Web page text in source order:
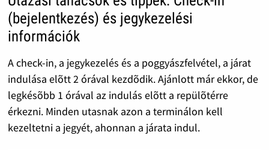
(bejelentkezés) és jegykezelési
információk
A check-in, a jegykezelés és a poggyászfelvétel, a járat
indulása elõtt 2 órával kezdõdik. Ajánlott már ekkor, de
legkésõbb 1 órával az indulás elõtt a repülõtérre
érkezni. Minden utasnak azon a terminálon kell
kezeltetni a jegyét, ahonnan a járata indul.